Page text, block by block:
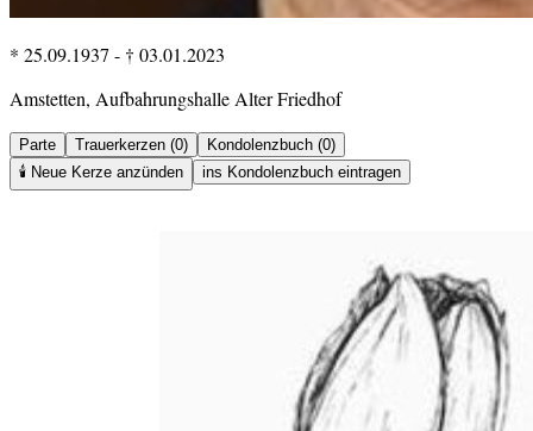
* 25.09.1937 - † 03.01.2023
Amstetten, Aufbahrungshalle Alter Friedhof
Parte Trauerkerzen (0)
Kondolenzbuch (0)
🕯️ Neue Kerze anzünden ins Kondolenzbuch eintragen